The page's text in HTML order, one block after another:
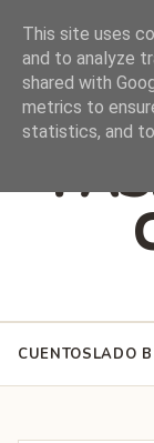
CUENTOSLADO B
This site uses
and to analyze
shared with
metrics to
statistics, and